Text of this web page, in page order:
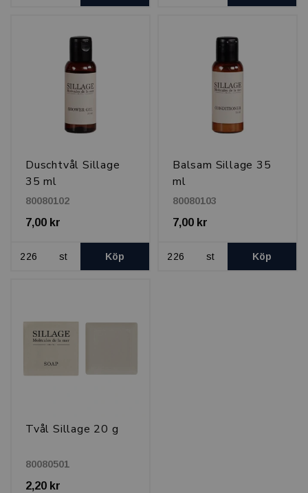
Duschtvål Sillage
35 ml
80080102
7,00 kr
st Köp
Balsam Sillage 35
ml
80080103
7,00 kr
st Köp
Tvål Sillage 20 g
80080501
2,20 kr